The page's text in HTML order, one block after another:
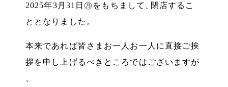
2025年3月31日㊊をもちまして
、閉店するこ
ととなりました 。
本来であれば皆さまお一人お一人に直接ご挨
拶を申し上げるべきところではございますが